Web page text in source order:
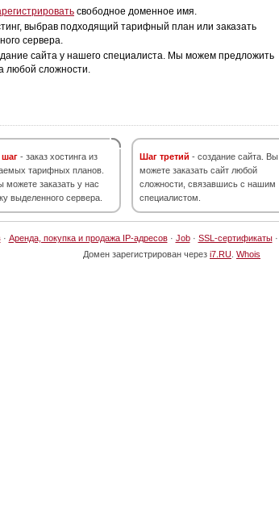
свободное доменное имя.
выбрав подходящий тарифный план или заказать
сервера.
сайта у нашего специалиста. Мы можем предложить
любой сложности.
- заказ хостинга из
тарифных планов.
можете заказать у нас
выделенного сервера.
Шаг третий - создание сайта. Вы
можете заказать сайт любой
сложности, связавшись с нашим
специалистом.
· Аренда, покупка и продажа IP-адресов· Job· SSL-сертификаты·
Домен зарегистрирован через i7.RU Whois